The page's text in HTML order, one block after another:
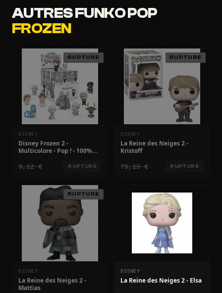
AUTRES FUNKO POP
FROZEN
RUPTURE
DISNEY
Disney Frozen 2 -
Multicolore - Pop ! - 100%
9,12 € RUPTURE
RUPTURE
DISNEY
La Reine des Neiges 2 -
Kristoff
79,15 € RUPTURE
RUPTURE
DISNEY
La Reine des Neiges 2 -
Mattias
DISNEY
La Reine des Neiges 2 - Elsa